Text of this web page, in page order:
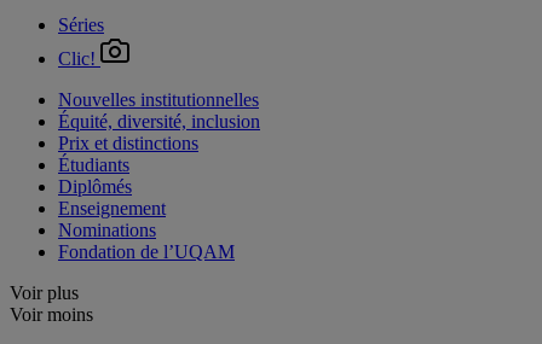
Séries
Clic!
Nouvelles institutionnelles
Équité, diversité, inclusion
Prix et distinctions
Étudiants
Diplômés
Enseignement
Nominations
Fondation de l’UQAM
Voir plus
Voir moins